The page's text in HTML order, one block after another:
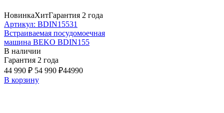
НовинкаХитГарантия 2 года
Артикул: BDIN15531
Встраиваемая посудомоечная
машина BEKO BDIN155
В наличии
Гарантия 2 года
44 990 ₽ 54 990 ₽44990
В корзину